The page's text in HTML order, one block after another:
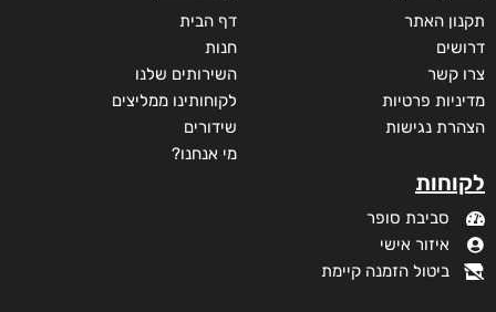
תקנון האתר
דרושים
צרו קשר
מדיניות פרטיות
הצהרת נגישות
לקוחות
סביבת סופר
איזור אישי
ביטול הזמנה קיימת
דף הבית
חנות
השירותים שלנו
לקוחותינו ממליצים
שידורים
מי אנחנו?